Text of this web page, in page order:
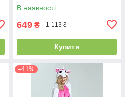
В наявності
649 ₴ 1 113 ₴
Купити
–41%